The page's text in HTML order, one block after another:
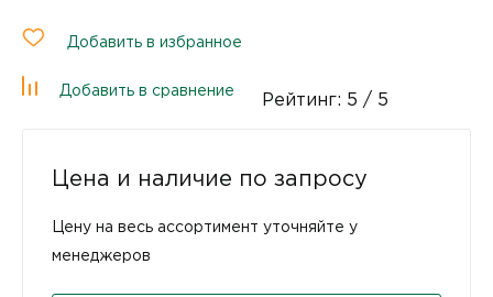
Добавить в избранное
Добавить в сравнение
Рейтинг: 5 / 5
Цена и наличие по запросу
Цену на весь ассортимент уточняйте у
менеджеров